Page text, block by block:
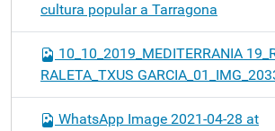
cultura popular a Tarragona
10_10_2019_MEDITERRANIA
RALETA_TXUS
WhatsApp Image 2021-04-28 at